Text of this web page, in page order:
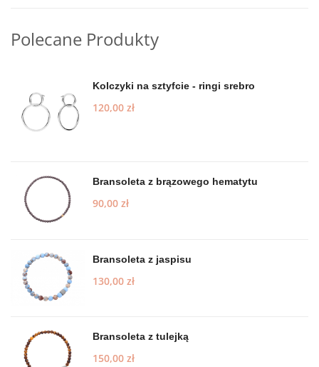
Polecane Produkty
Kolczyki na sztyfcie - ringi srebro
120,00 zł
Bransoleta z brązowego hematytu
90,00 zł
Bransoleta z jaspisu
130,00 zł
Bransoleta z tulejką
150,00 zł